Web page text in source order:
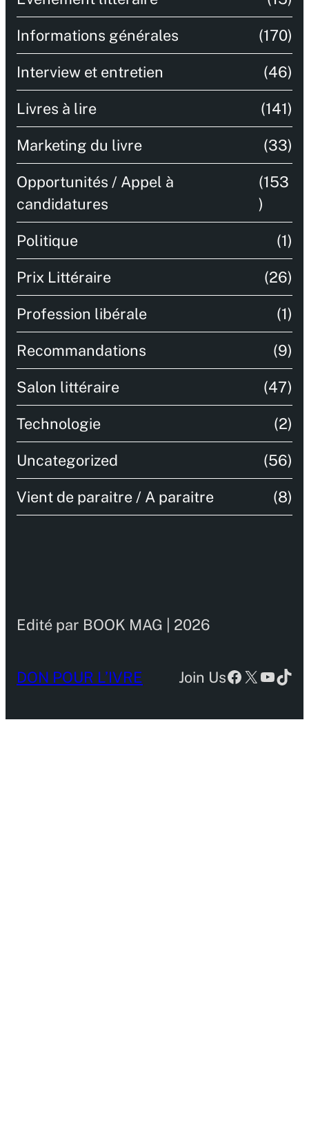
Informations générales (170)
Interview et entretien (46)
Livres à lire (141)
Marketing du livre (33)
Opportunités / Appel à
candidatures
(153
)
Politique (1)
Prix Littéraire (26)
Profession libérale (1)
Recommandations (9)
Salon littéraire (47)
Technologie (2)
Uncategorized (56)
Vient de paraitre / A paraitre (8)
Edité par BOOK MAG | 2026
DON POUR L’IVRE Join UsFacebook
X